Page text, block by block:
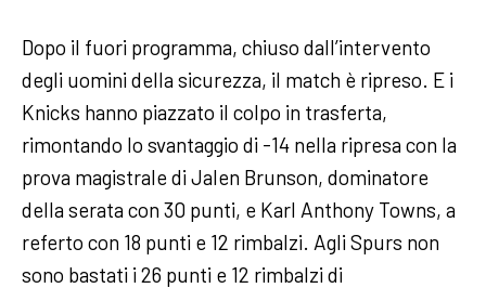
Dopo il fuori programma, chiuso dall’intervento
degli uomini della sicurezza, il match è ripreso. E i
Knicks hanno piazzato il colpo in trasferta,
rimontando lo svantaggio di -14 nella ripresa con la
prova magistrale di Jalen Brunson, dominatore
della serata con 30 punti, e Karl Anthony Towns, a
referto con 18 punti e 12 rimbalzi. Agli Spurs non
sono bastati i 26 punti e 12 rimbalzi di